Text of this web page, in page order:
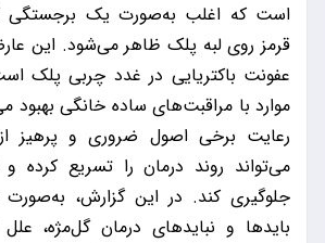
است که اغلب به‌صورت یک برجستگی
قرمز روی لبه پلک ظاهر می‌شود. این
عفونت باکتریایی در غدد چربی پلک
موارد با مراقبت‌های ساده خانگی بهبود
رعایت برخی اصول ضروری و پرهیز از
می‌تواند روند درمان را تسریع کرده
جلوگیری کند. در این گزارش، به‌صورت
بایدها و نبایدهای درمان گل‌مژه،